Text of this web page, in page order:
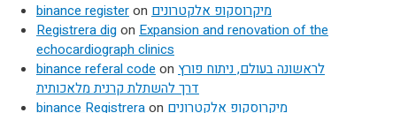
binance registeron מיקרוסקופ אלקטרונים
Registrera digon Expansion and renovation of the
echocardiograph clinics
binance referal codeon לראשונה בעולם, ניתוח פורץ
דרך להשתלת קרנית מלאכותית
binance Registreraon מיקרוסקופ אלקטרונים